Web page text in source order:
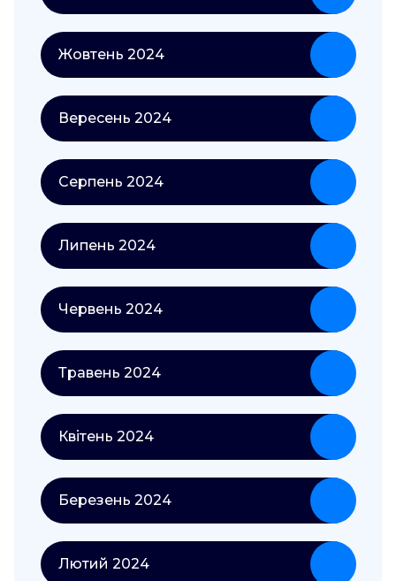
Жовтень 2024
Вересень 2024
Серпень 2024
Липень 2024
Червень 2024
Травень 2024
Квітень 2024
Березень 2024
Лютий 2024